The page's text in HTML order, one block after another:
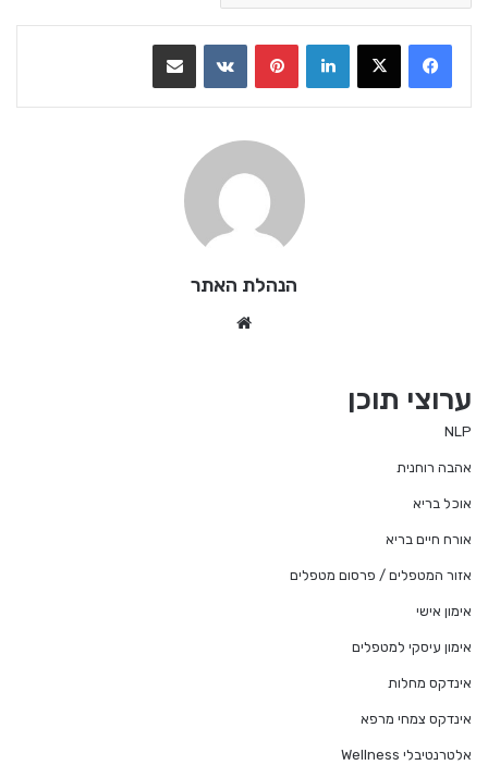
LinkedIn
VKontakte
הנהלת האתר
ערוצי תוכן
NLP
אהבה רוחנית
אוכל בריא
אורח חיים בריא
אזור המטפלים / פרסום מטפלים
אימון אישי
אימון עיסקי למטפלים
אינדקס מחלות
אינדקס צמחי מרפא
אלטרנטיבלי Wellness